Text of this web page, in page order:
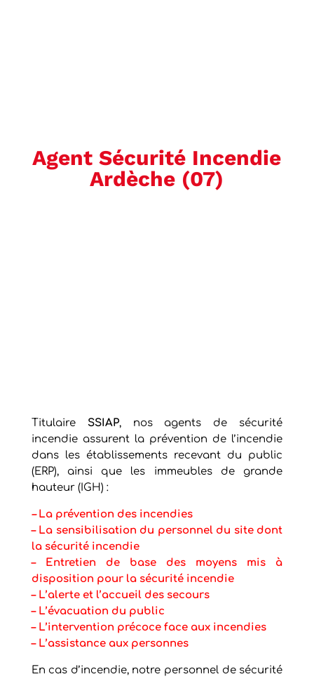
Agent Sécurité Incendie
Ardèche (07)
Titulaire SSIAP, nos agents de sécurité
incendie assurent la prévention de l’incendie
dans les établissements recevant du public
(ERP), ainsi que les immeubles de grande
hauteur (IGH) :
–La prévention des incendies
– La sensibilisation du personnel du site dont
la sécurité incendie
– Entretien de base des moyens mis à
disposition pour la sécurité incendie
– L’alerte et l’accueil des secours
– L’évacuation du public
– L’intervention précoce face aux incendies
– L’assistance aux personnes
En cas d’incendie, notre personnel de sécurité